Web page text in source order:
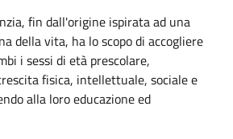
fin dall'origine ispirata ad una
della vita, ha lo scopo di accogliere
i sessi di età prescolare,
fisica, intellettuale, sociale e
alla loro educazione ed